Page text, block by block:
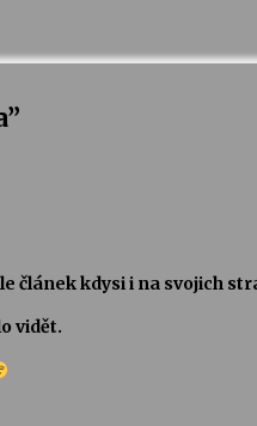
”
článek kdysi i na svojich
vidět.